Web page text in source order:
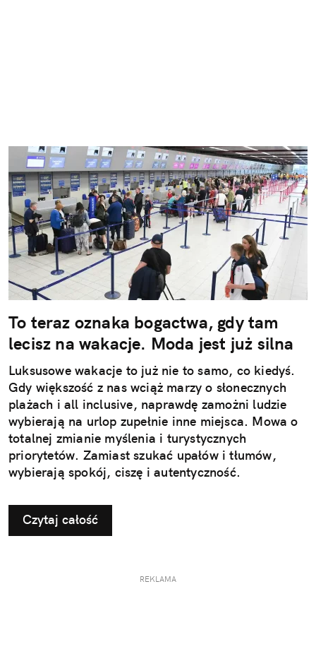
To teraz oznaka bogactwa, gdy tam
lecisz na wakacje. Moda jest już silna
Luksusowe wakacje to już nie to samo, co kiedyś.
Gdy większość z nas wciąż marzy o słonecznych
plażach i all inclusive, naprawdę zamożni ludzie
wybierają na urlop zupełnie inne miejsca. Mowa o
totalnej zmianie myślenia i turystycznych
priorytetów. Zamiast szukać upałów i tłumów,
wybierają spokój, ciszę i autentyczność.
Czytaj całość
REKLAMA